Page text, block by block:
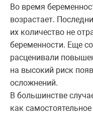
Во время
возрастает.
их количество не
беременности. Еще
расценивали
на высокий риск
осложнений.
В большинстве
как